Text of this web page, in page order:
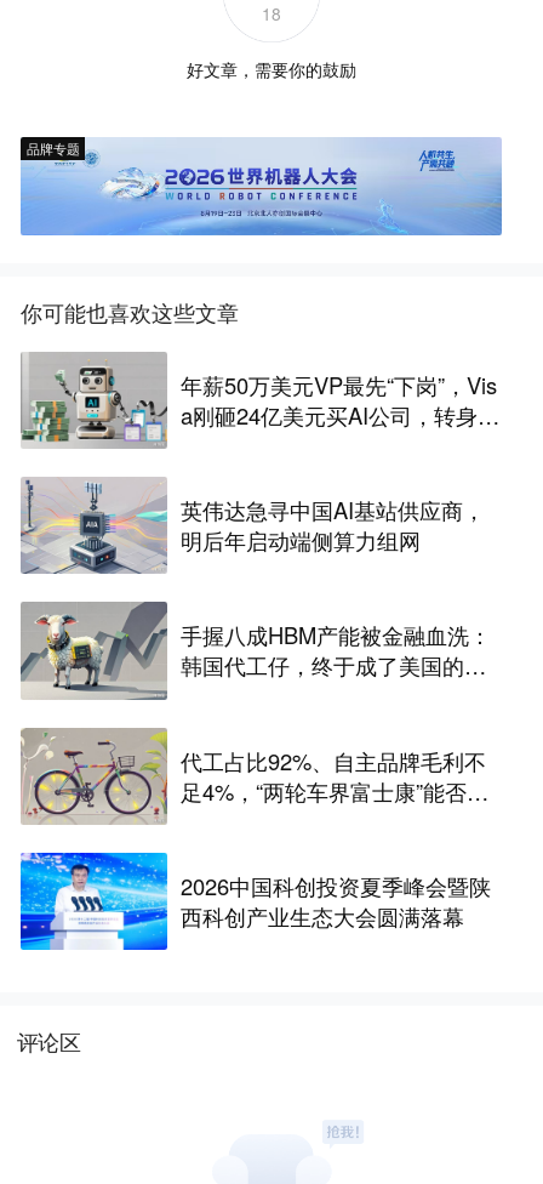
18
好文章，需要你的鼓励
品牌专题
你可能也喜欢这些文章
年薪50万美元VP最先“下岗”，Vis
a刚砸24亿美元买AI公司，转身裁
英伟达急寻中国AI基站供应商，
明后年启动端侧算力组网
手握八成HBM产能被金融血洗：
韩国代工仔，终于成了美国的待
代工占比92%、自主品牌毛利不
足4%，“两轮车界富士康”能否站
2026中国科创投资夏季峰会暨陕
西科创产业生态大会圆满落幕
评论区